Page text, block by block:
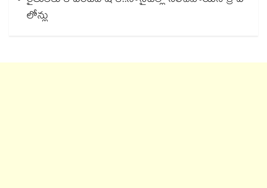
లోన్లు